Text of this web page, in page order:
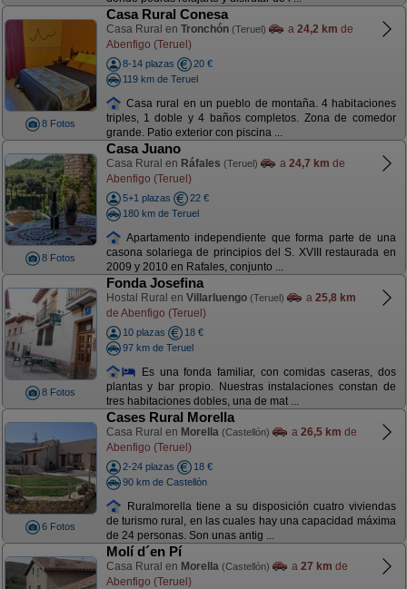
8 Fotos
Casa Rural Conesa
Casa Rural en Tronchón (Teruel) a 24,2 km de
Abenfigo (Teruel)
8-14 plazas
20 €
119 km de Teruel
Casa rural en un pueblo de montaña. 4 habitaciones
triples, 1 doble y 4 baños completos. Zona de comedor
grande. Patio exterior con piscina ...
8 Fotos
Casa Juano
Casa Rural en Ráfales (Teruel) a 24,7 km de
Abenfigo (Teruel)
5+1 plazas
22 €
180 km de Teruel
Apartamento independiente que forma parte de una
casona solariega de principios del S. XVIII restaurada en
2009 y 2010 en Rafales, conjunto ...
8 Fotos
Fonda Josefina
Hostal Rural en Villarluengo (Teruel) a 25,8 km
de Abenfigo (Teruel)
10 plazas
18 €
97 km de Teruel
Es una fonda familiar, con comidas caseras, dos
plantas y bar propio. Nuestras instalaciones constan de
tres habitaciones dobles, una de mat ...
6 Fotos
Cases Rural Morella
Casa Rural en Morella (Castellón) a 26,5 km de
Abenfigo (Teruel)
2-24 plazas
18 €
90 km de Castellón
Ruralmorella tiene a su disposición cuatro viviendas
de turismo rural, en las cuales hay una capacidad máxima
de 24 personas. Son unas antig ...
Molí d´en Pí
Casa Rural en Morella (Castellón) a 27 km de
Abenfigo (Teruel)